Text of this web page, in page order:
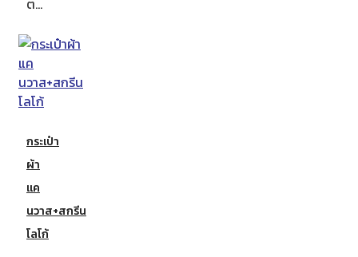
กระเป๋า
ผ้า
แค
นวาส+สกรีน
โลโก้